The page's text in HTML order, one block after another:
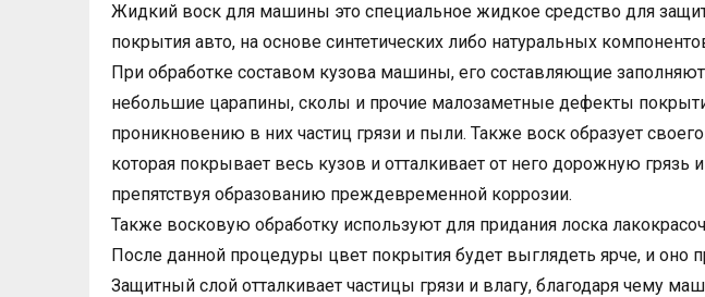
Жидкий воск для машины это специальное жидкое средство для
покрытия авто, на основе синтетических либо натуральных
При обработке составом кузова машины, его составляющие
небольшие царапины, сколы и прочие малозаметные дефекты
проникновению в них частиц грязи и пыли. Также воск образует
которая покрывает весь кузов и отталкивает от него дорожную грязь
препятствуя образованию преждевременной коррозии.
Также восковую обработку используют для придания лоска
После данной процедуры цвет покрытия будет выглядеть ярче, и оно
Защитный слой отталкивает частицы грязи и влагу, благодаря чему